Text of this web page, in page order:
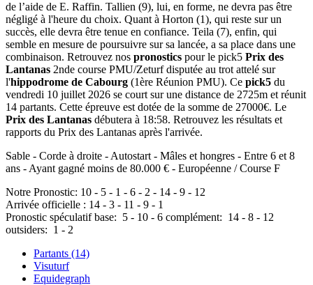
de l’aide de E. Raffin. Tallien (9), lui, en forme, ne devra pas être
négligé à l'heure du choix. Quant à Horton (1), qui reste sur un
succès, elle devra être tenue en confiance. Teila (7), enfin, qui
semble en mesure de poursuivre sur sa lancée, a sa place dans une
combinaison. Retrouvez nos pronostics pour le pick5 Prix des
Lantanas 2nde course PMU/Zeturf disputée au trot attelé sur
l'hippodrome de Cabourg (1ère Réunion PMU). Ce pick5 du
vendredi 10 juillet 2026 se court sur une distance de 2725m et réunit
14 partants. Cette épreuve est dotée de la somme de 27000€. Le
Prix des Lantanas débutera à 18:58. Retrouvez les résultats et
rapports du Prix des Lantanas après l'arrivée.
Sable - Corde à droite - Autostart - Mâles et hongres - Entre 6 et 8
ans - Ayant gagné moins de 80.000 € - Européenne / Course F
Notre Pronostic: 10 - 5 - 1 - 6 - 2 - 14 - 9 - 12
Arrivée officielle : 14 - 3 - 11 - 9 - 1
Pronostic spéculatif base: 5 - 10 - 6 complément: 14 - 8 - 12
outsiders: 1 - 2
Partants (14)
Visuturf
Equidegraph